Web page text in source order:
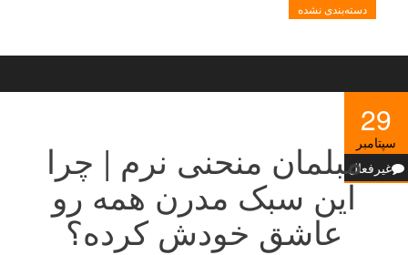
دسته‌بندی نشده
29
سپتامبر
غیرفعالمبلمان منحنی نرم | چرا
این سبک مدرن همه رو
عاشق خودش کرده؟